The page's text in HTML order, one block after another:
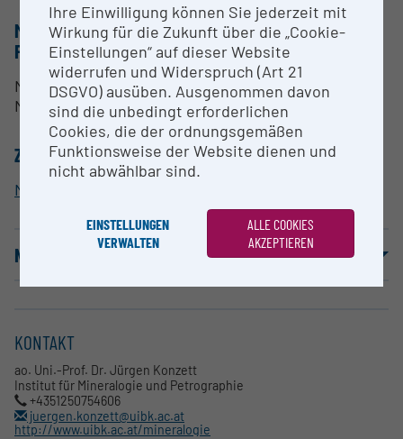
METHODEN & EXPERTISE ZUR
FORSCHUNGSINFRASTRUKTUR
Mineralogie-Petrologie-Geologie und
Materialwissenschaften
ZUORDNUNG ZUR FORSCHUNGSINFRASTRUKTUR
Mineralogy - High Pressure (Temperature) devices
NUTZUNGSBEDINGUNGEN
KONTAKT
ao. Uni.-Prof. Dr. Jürgen Konzett
Institut für Mineralogie und Petrographie
+4351250754606
juergen.konzett@uibk.ac.at
http://www.uibk.ac.at/mineralogie
Ihre Einwilligung können Sie jederzeit mit
Wirkung für die Zukunft über die „Cookie-
Einstellungen“ auf dieser Website
widerrufen und Widerspruch (Art 21
DSGVO) ausüben. Ausgenommen davon
sind die unbedingt erforderlichen
Cookies, die der ordnungsgemäßen
Funktionsweise der Website dienen und
nicht abwählbar sind.
EINSTELLUNGEN
VERWALTEN
ALLE COOKIES
AKZEPTIEREN